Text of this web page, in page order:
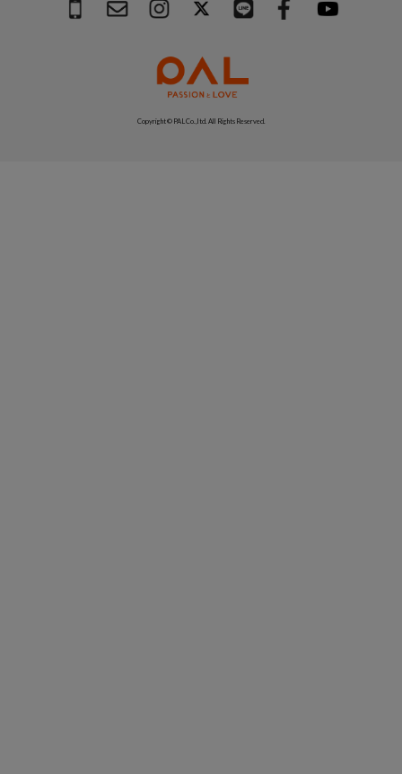
Copyright © PAL Co.,ltd. All Rights Reserved.